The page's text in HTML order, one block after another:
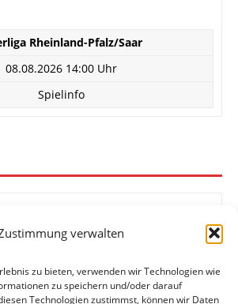
verwalten
zu bieten, verwenden wir Technologien wie
zu speichern und/oder darauf
Technologien zustimmst, können wir Daten
Rheinland-Pfalz/Saar
08.08.2026 14:00 Uhr
Spielinfo
1:4
Wormatia Worms